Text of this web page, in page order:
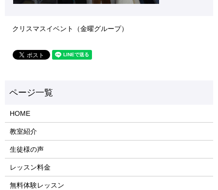
クリスマスイベント（金曜グループ）
HOME
教室紹介
生徒様の声
レッスン料金
無料体験レッスン